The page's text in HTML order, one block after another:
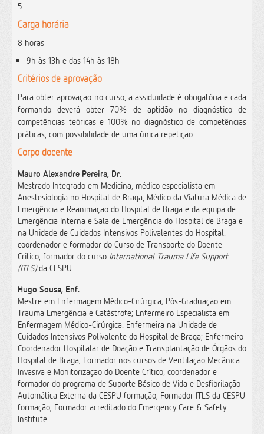
5
Carga horária
8 horas
9h às 13h e das 14h às 18h
Critérios de aprovação
Para obter aprovação no curso, a assiduidade é obrigatória e cada
formando deverá obter 70% de aptidão no diagnóstico de
competências teóricas e 100% no diagnóstico de competências
práticas, com possibilidade de uma única repetição.
Corpo docente
Mauro Alexandre Pereira, Dr.
Mestrado Integrado em Medicina, médico especialista em
Anestesiologia no Hospital de Braga, Médico da Viatura Médica de
Emergência e Reanimação do Hospital de Braga e da equipa de
Emergência Interna e Sala de Emergência do Hospital de Braga e
na Unidade de Cuidados Intensivos Polivalentes do Hospital.
coordenador e formador do Curso de Transporte do Doente
Critico, formador do curso International Trauma Life Support
(ITLS)da CESPU.
Hugo Sousa, Enf.
Mestre em Enfermagem Médico-Cirúrgica; Pós-Graduação em
Trauma Emergência e Catástrofe; Enfermeiro Especialista em
Enfermagem Médico-Cirúrgica. Enfermeira na Unidade de
Cuidados Intensivos Polivalente do Hospital de Braga; Enfermeiro
Coordenador Hospitalar de Doação e Transplantação de Órgãos do
Hospital de Braga; Formador nos cursos de Ventilação Mecânica
Invasiva e Monitorização do Doente Crítico, coordenador e
formador do programa de Suporte Básico de Vida e Desfibrilação
Automática Externa da CESPU formação; Formador ITLS da CESPU
formação; Formador acreditado do Emergency Care & Safety
Institute.